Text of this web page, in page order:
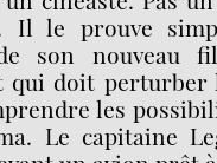
Il le prouve
son nouveau
qui doit perturber
les
Le capitaine